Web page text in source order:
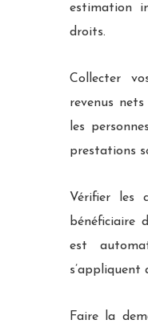
estimation
droits.
Collecter
revenus
les
prestations
Vérifier les
bénéficiaire
est
s’appliquent
Faire la